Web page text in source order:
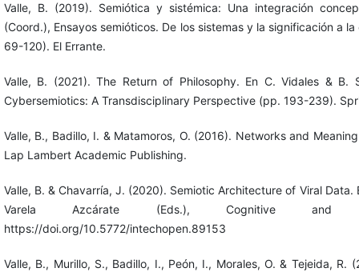
Valle, B. (2019). Semiótica y sistémica: Una integración
(Coord.), Ensayos semióticos. De los sistemas y la significación a
69-120). El Errante.
Valle, B. (2021). The Return of Philosophy. En C. Vidales & B.
Cybersemiotics: A Transdisciplinary Perspective (pp. 193-239).
Valle, B., Badillo, I. & Matamoros, O. (2016). Networks and
Lap Lambert Academic Publishing.
Valle, B. & Chavarría, J. (2020). Semiotic Architecture of Viral Data.
Varela Azcárate (Eds.), Cognitive and
https://doi.org/10.5772/intechopen.89153
Valle, B., Murillo, S., Badillo, I., Peón, I., Morales, O. & Tejeida, R.